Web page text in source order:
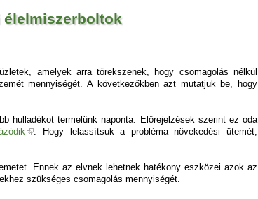
élelmiszerboltok
amelyek arra törekszenek, hogy csomagolás nélkül
mennyiségét. A következőkben azt mutatjuk be, hogy
hulladékot termelünk naponta. Előrejelzések szerint ez oda
. Hogy lelassítsuk a probléma növekedési ütemét,
Ennek az elvnek lehetnek hatékony eszközei azok az
szükséges csomagolás mennyiségét.